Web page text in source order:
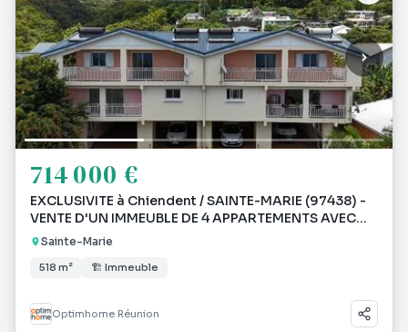
714 000 €
EXCLUSIVITE à Chiendent / SAINTE-MARIE (97438) -
VENTE D'UN IMMEUBLE DE 4 APPARTEMENTS AVEC
PARKINGS
Sainte-Marie
518 m² 🏗 Immeuble
Optimhome Réunion